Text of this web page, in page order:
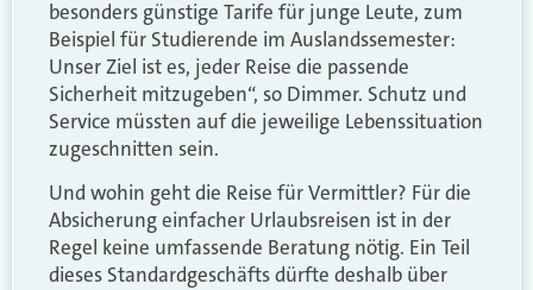
besonders günstige Tarife für junge Leute, zum
Beispiel für Studierende im Auslandssemester:
Unser Ziel ist es, jeder Reise die passende
Sicherheit mitzugeben“, so Dimmer. Schutz und
Service müssten auf die jeweilige Lebenssituation
zugeschnitten sein.
Und wohin geht die Reise für Vermittler? Für die
Absicherung einfacher Urlaubsreisen ist in der
Regel keine umfassende Beratung nötig. Ein Teil
dieses Standardgeschäfts dürfte deshalb über